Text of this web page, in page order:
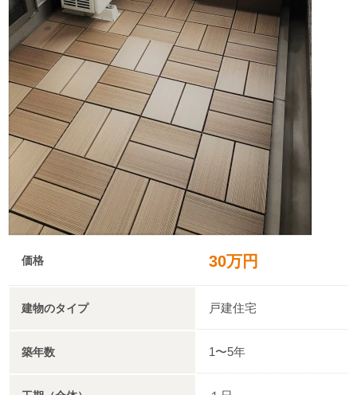
価格 30万円
建物のタイプ 戸建住宅
築年数 1〜5年